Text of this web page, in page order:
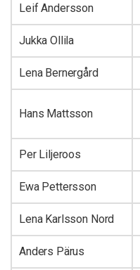
Leif Andersson
Jukka Ollila
Lena Bernergård
Hans Mattsson
Per Liljeroos
Ewa Pettersson
Lena Karlsson Nord
Anders Pärus